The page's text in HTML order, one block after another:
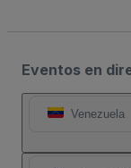
Eventos en
Venezuela